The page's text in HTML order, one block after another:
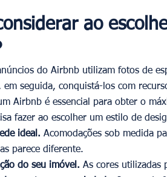
ao
do Airbnb utilizam fotos de
em seguida, conquistá-los com
Airbnb é essencial para obter o
fazer ao escolher um estilo de
ideal. Acomodações sob medida
parece diferente.
do seu imóvel. As cores utilizadas